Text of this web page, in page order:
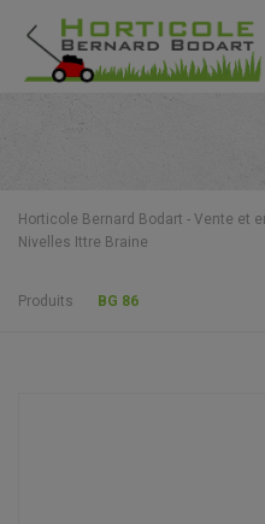
Horticole Bernard Bodart - Vente et
Nivelles Ittre Braine
Produits BG 86